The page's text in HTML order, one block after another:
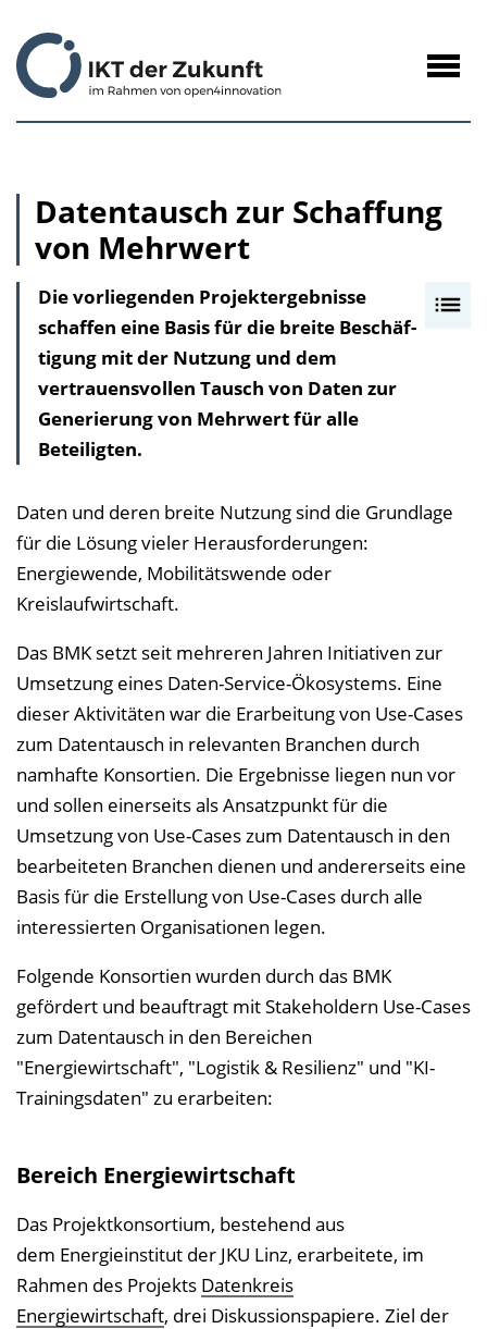
Inhalt
Datentausch zur Schaffung
von Mehrwert
v
i
c
h
i
e
i
e
d
Die vorliegenden Projektergebnisse
schaffen eine Basis für die breite Be­schäf­
tigung mit der Nutzung und dem
vertrauensvollen Tausch von Daten zur
Generierung von Mehrwert für alle
Beteiligten.
Daten und deren breite Nutzung sind die Grundlage
für die Lösung vieler Herausforderungen:
Energiewende, Mobilitätswende oder
Kreislaufwirtschaft.
Das BMK setzt seit mehreren Jahren Initiativen zur
Umsetzung eines Daten-Service-Ökosystems. Eine
dieser Aktivitäten war die Erarbeitung von Use-Cases
zum Datentausch in relevanten Branchen durch
namhafte Konsortien. Die Ergebnisse liegen nun vor
und sollen einerseits als Ansatzpunkt für die
Umsetzung von Use-Cases zum Datentausch in den
bearbeiteten Branchen dienen und andererseits eine
Basis für die Erstellung von Use-Cases durch alle
interessierten Organisationen legen.
Folgende Konsortien wurden durch das BMK
gefördert und beauftragt mit Stakeholdern Use-Cases
zum Datentausch in den Bereichen
"Energiewirtschaft", "Logistik & Resilienz" und "KI-
Trainingsdaten" zu erarbeiten:
Bereich Energiewirtschaft
Das Projektkonsortium, bestehend aus
dem Energieinstitut der JKU Linz, erarbeitete, im
Rahmen des Projekts Datenkreis
Energiewirtschaft, drei Diskussionspapiere. Ziel der